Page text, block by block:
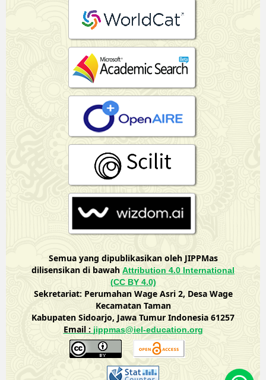
Semua yang dipublikasikan oleh JIPPMas
dilisensikan di bawah Attribution 4.0 International
(CC BY 4.0)
Sekretariat: Perumahan Wage Asri 2, Desa Wage
Kecamatan Taman
Kabupaten Sidoarjo, Jawa Tumur Indonesia 61257
Email : jippmas@iel-education.org